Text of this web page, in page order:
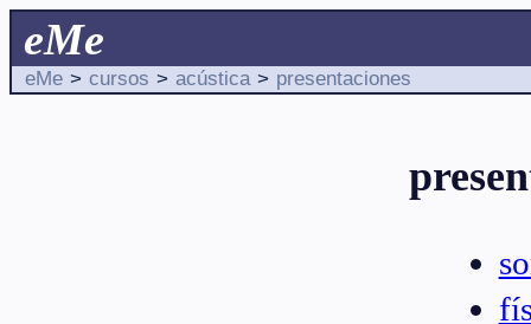
eMe
eMe > cursos > acústica> presentaciones